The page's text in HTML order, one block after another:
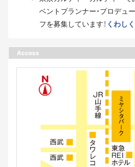
ベントプランナー・プロデュ
フを募集しています！ くわし
Access